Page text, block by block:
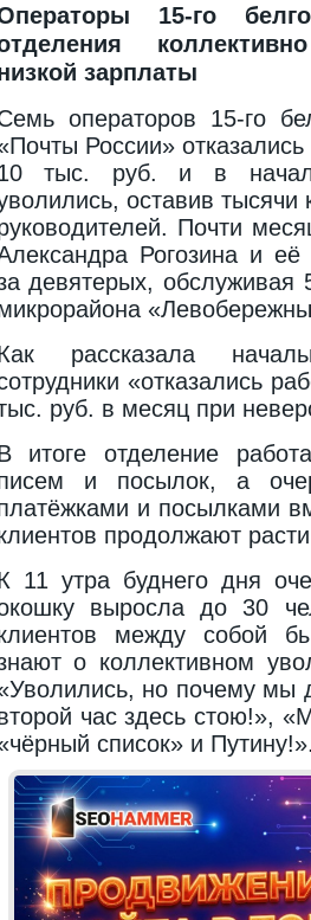
15-го
зарплаты
операторов 15-го
России»
тыс. руб. и в
оставив тысячи
Почти
Рогозина и её
девятерых, обслуживая
рассказала
«отказались
руб. в месяц при
итоге отделение
и посылок, а
и посылками
продолжают
11 утра буднего дня
выросла до 30
между собой
о коллективном
но почему мы
час здесь стою!»,
список» и